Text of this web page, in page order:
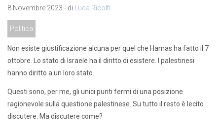
8 Novembre 2023 - di Luca Ricolfi
Politica
Non esiste giustificazione alcuna per quel che Hamas ha fatto il 7
ottobre. Lo stato di Israele ha il diritto di esistere. I palestinesi
hanno diritto a un loro stato.
Questi sono, per me, gli unici punti fermi di una posizione
ragionevole sulla questione palestinese. Su tutto il resto è lecito
discutere. Ma discutere come?